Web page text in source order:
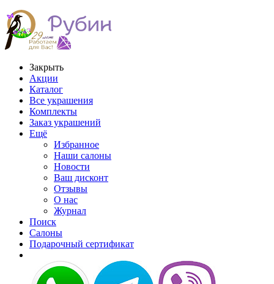
Закрыть
Акции
Каталог
Все украшения
Комплекты
Заказ украшений
Ещё
Избранное
Наши салоны
Новости
Ваш дисконт
Отзывы
О нас
Журнал
Поиск
Салоны
Подарочный сертификат